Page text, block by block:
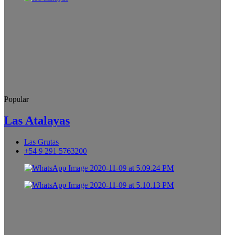
Popular
Las Atalayas
Las Grutas
+54 9 291 5763200